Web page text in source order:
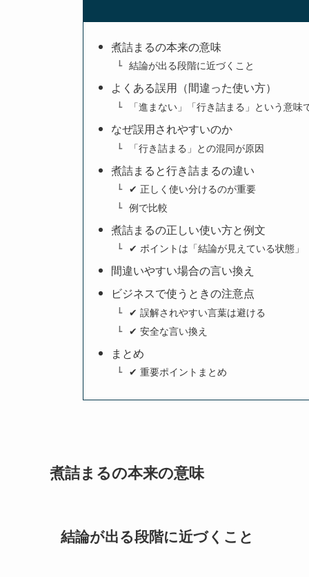
煮詰まるの本来の意味
結論が出る段階に近づくこと
よくある誤用（間違った使い方）
「進まない」「行き詰まる」という意味
なぜ誤用されやすいのか
「行き詰まる」との混同が原因
煮詰まると行き詰まるの違い
✔ 正しく使い分けるのが重要
例で比較
煮詰まるの正しい使い方と例文
✔ ポイントは「結論が見えている状態」
間違いやすい場合の言い換え
ビジネスで使うときの注意点
✔ 誤解されやすい言葉は避ける
✔ 安全な言い換え
まとめ
✔ 重要ポイントまとめ
煮詰まるの本来の意味
結論が出る段階に近づくこと